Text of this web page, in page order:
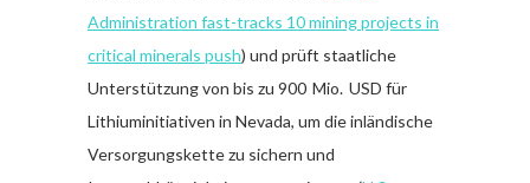
Administration fast-tracks 10 mining projects in
critical minerals push) und prüft staatliche
Unterstützung von bis zu 900 Mio. USD für
Lithiuminitiativen in Nevada, um die inländische
Versorgungskette zu sichern und